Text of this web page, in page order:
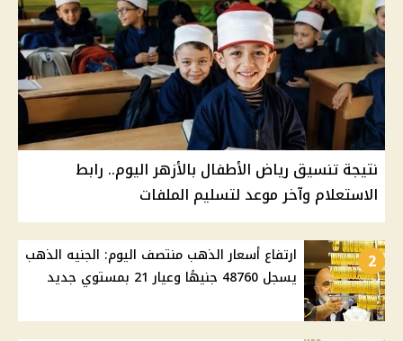
نتيجة تنسيق رياض الأطفال بالأزهر اليوم.. رابط
الاستعلام وآخر موعد لتسليم الملفات
2
ارتفاع أسعار الذهب منتصف اليوم: الجنيه الذهب
يسجل 48760 جنيهًا وعيار 21 بمستوي جديد